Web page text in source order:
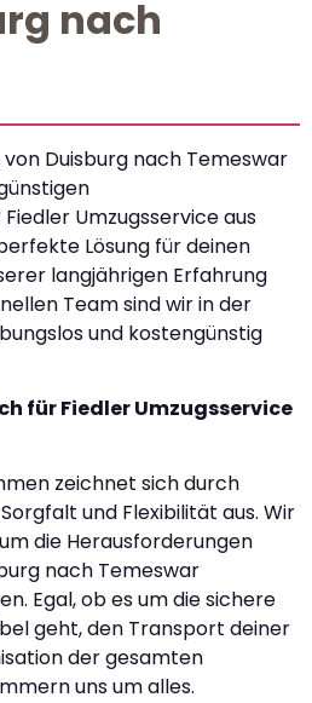
nach
Duisburg nach Temeswar
Umzugsservice aus
Lösung für deinen
langjährigen Erfahrung
Team sind wir in der
und kostengünstig
für Fiedler Umzugsservice
zeichnet sich durch
und Flexibilität aus. Wir
die Herausforderungen
nach Temeswar
Egal, ob es um die sichere
geht, den Transport deiner
der gesamten
uns um alles.